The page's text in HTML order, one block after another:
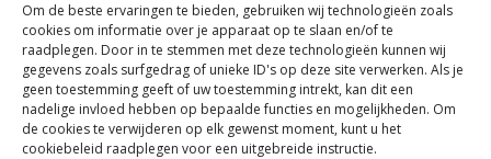
Om de beste ervaringen te bieden, gebruiken wij technologieën zoals
cookies om informatie over je apparaat op te slaan en/of te
raadplegen. Door in te stemmen met deze technologieën kunnen wij
gegevens zoals surfgedrag of unieke ID's op deze site verwerken. Als je
geen toestemming geeft of uw toestemming intrekt, kan dit een
nadelige invloed hebben op bepaalde functies en mogelijkheden. Om
de cookies te verwijderen op elk gewenst moment, kunt u het
cookiebeleid raadplegen voor een uitgebreide instructie.
Dienstenwijzer
Vergelijkingskaart risico’s afdekken
Protocol betalingsachterstanden
Klachtenprocedure
Beloningsbeleid